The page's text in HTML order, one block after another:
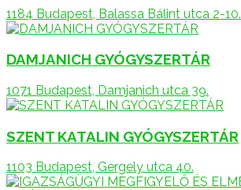
1184 Budapest, Balassa Bálint utca 2-10.
DAMJANICH GYÓGYSZERTÁR
1071 Budapest, Damjanich utca 39.
SZENT KATALIN GYÓGYSZERTÁR
1103 Budapest, Gergely utca 40.